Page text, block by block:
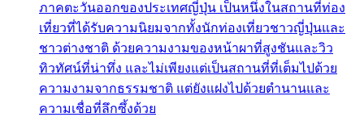
ภาคตะวันออกของประเทศญี่ปุ่น เป็นหนึ่งในสถานที่ท่อง
เที่ยวที่ได้รับความนิยมจากทั้งนักท่องเที่ยวชาวญี่ปุ่นและ
ชาวต่างชาติ ด้วยความงามของหน้าผาที่สูงชันและวิว
ทิวทัศน์ที่น่าทึ่ง และไม่เพียงแต่เป็นสถานที่ที่เต็มไปด้วย
ความงามจากธรรมชาติ แต่ยังแฝงไปด้วยตำนานและ
ความเชื่อที่ลึกซึ้งด้วย